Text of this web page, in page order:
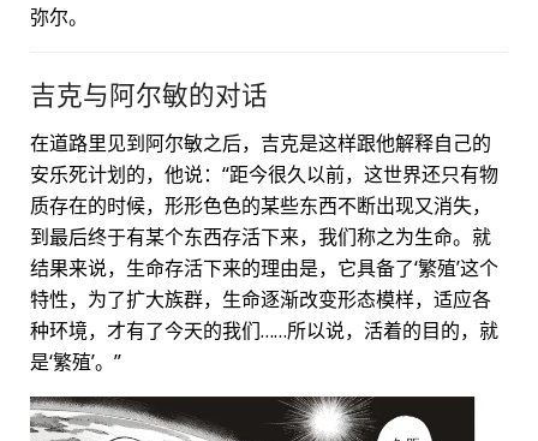
弥尔。
吉克与阿尔敏的对话
在道路里见到阿尔敏之后，吉克是这样跟他解释自己的
安乐死计划的，他说：“距今很久以前，这世界还只有物
质存在的时候，形形色色的某些东西不断出现又消失，
到最后终于有某个东西存活下来，我们称之为生命。就
结果来说，生命存活下来的理由是，它具备了‘繁殖’这个
特性，为了扩大族群，生命逐渐改变形态模样，适应各
种环境，才有了今天的我们……所以说，活着的目的，就
是‘繁殖’。”